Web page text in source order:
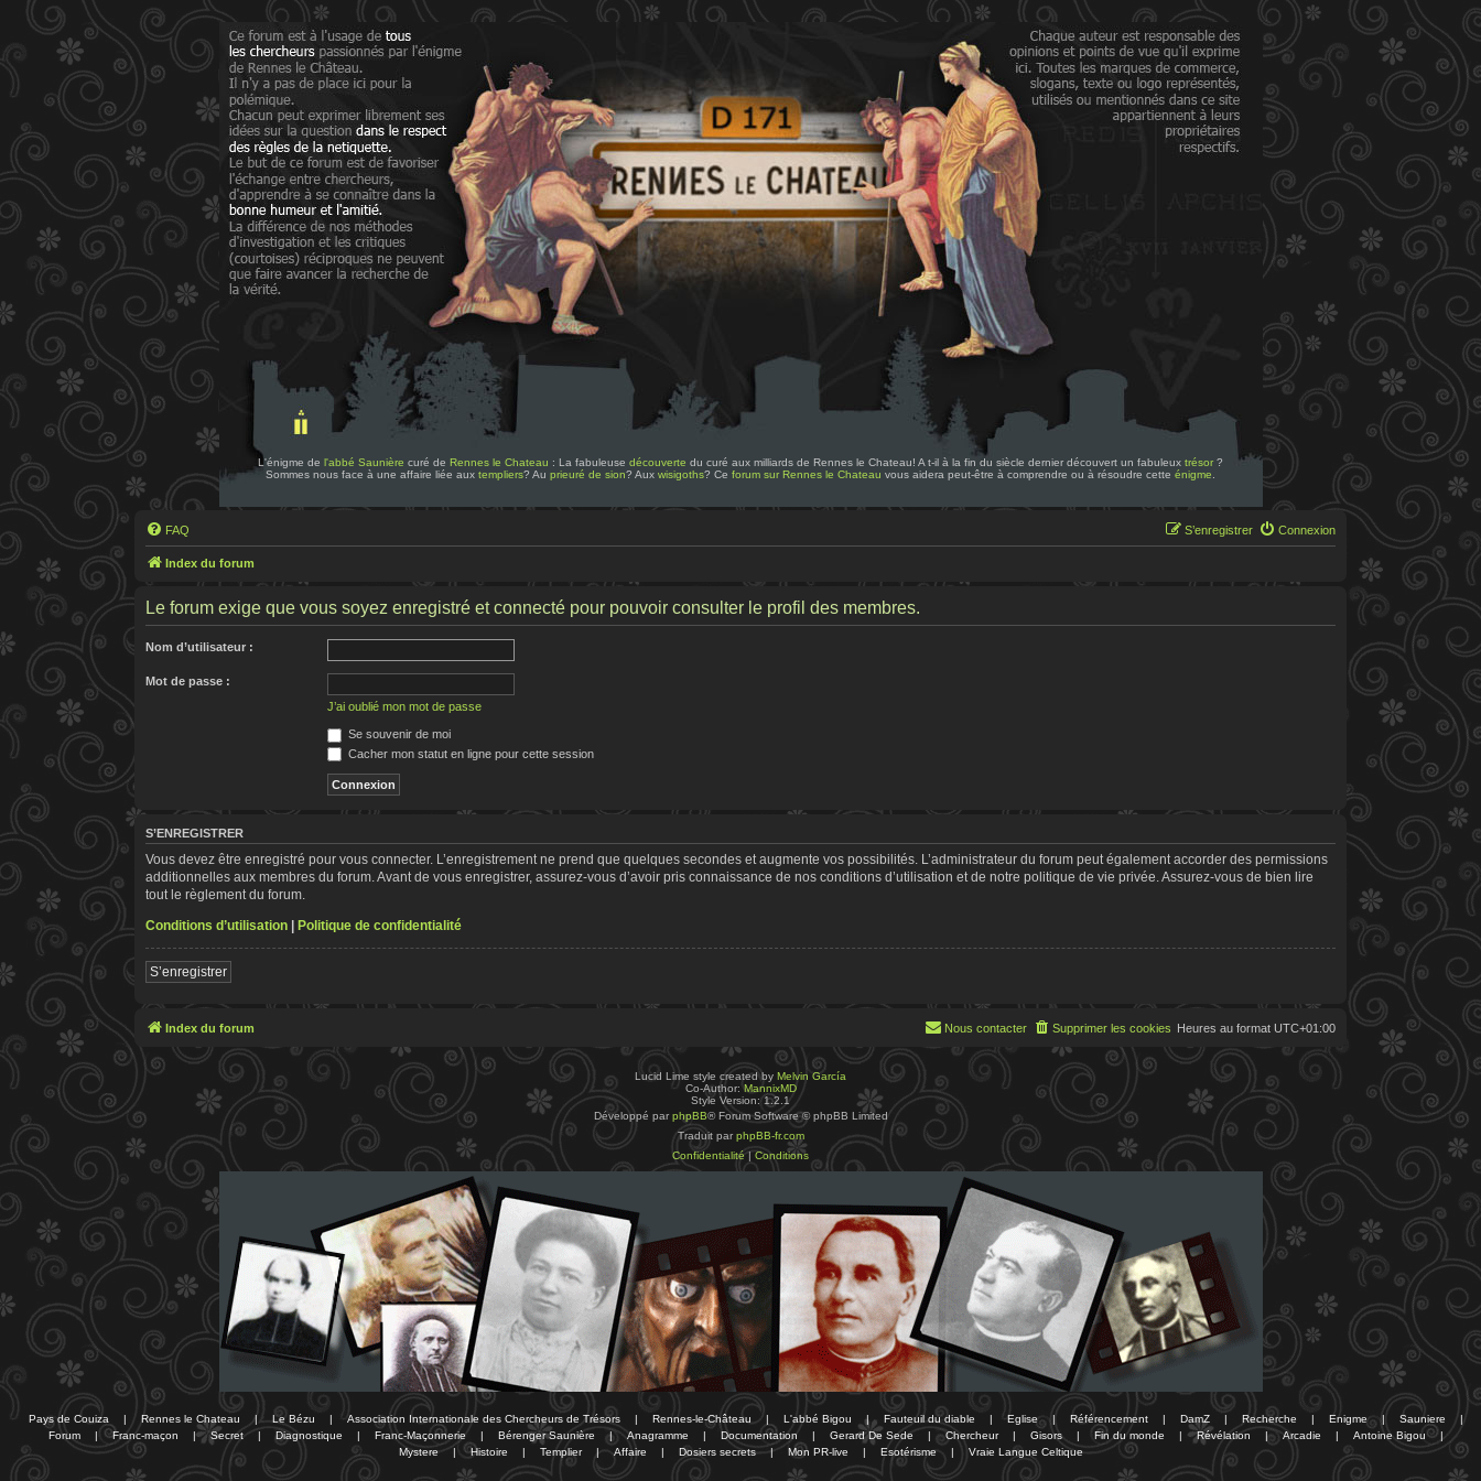
L'énigme de l'abbé Saunière curé de Rennes le Chateau : La fabuleuse découverte du curé aux milliards de Rennes le Chateau! A t-il à la fin du siècle dernier découvert un fabuleux trésor ?
Sommes nous face à une affaire liée aux templiers? Au prieuré de sion? Aux wisigoths? Ce forum sur Rennes le Chateau vous aidera peut-être à comprendre ou à résoudre cette énigme
FAQ Connexion
S’enregistrer
Index du forum
Le forum exige que vous soyez enregistré et connecté pour pouvoir consulter le profil des membres.
Nom d’utilisateur :
Mot de passe :
J’ai oublié mon mot de passe
Se souvenir de moi
Cacher mon statut en ligne pour cette session
S’ENREGISTRER
Vous devez être enregistré pour vous connecter. L’enregistrement ne prend que quelques secondes et augmente vos possibilités. L’administrateur du forum peut également accorder des permissions
additionnelles aux membres du forum. Avant de vous enregistrer, assurez-vous d’avoir pris connaissance de nos conditions d’utilisation et de notre politique de vie privée. Assurez-vous de bien lire
tout le règlement du forum.
Conditions d’utilisation | Politique de confidentialité
S’enregistrer
Index du forum Heures au format UTC+01:00
Supprimer les cookies
Nous contacter
Lucid Lime style created by Melvin García
Co-Author:MannixMD
Style Version: 1.2.1
Développé par phpBB® Forum Software © phpBB Limited
Traduit par phpBB-fr.com
Confidentialité|Conditions
Pays de Couiza | Rennes le Chateau | Le Bézu | Association Internationale des Chercheurs de Trésors | Rennes-le-Château | L'abbé Bigou | Fauteuil du diable | Eglise | Référencement | DamZ | Recherche | Enigme | Sauniere
|
Forum
| Franc-maçon | Secret | Diagnostique | Franc-Maçonnerie | Bérenger Saunière | Anagramme | Documentation | Gerard De Sede | Chercheur | Gisors | Fin du monde | Révélation | Arcadie | Antoine Bigou
|
Mystere
| Histoire | Templier | Affaire | Dosiers secrets | Mon PR-live | Esotérisme | Vraie Langue Celtique